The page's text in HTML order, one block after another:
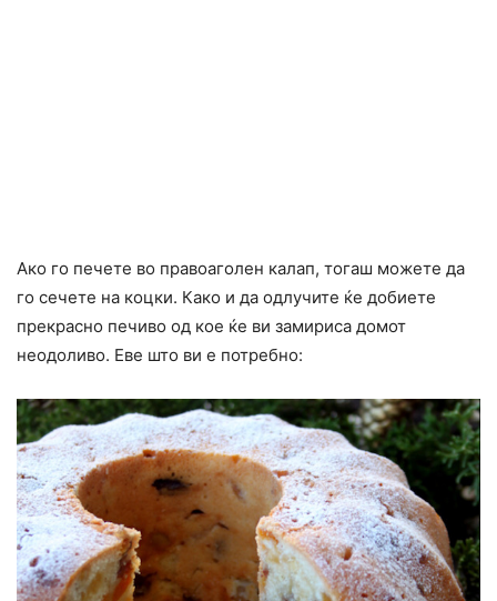
Ако го печете во правоаголен калап, тогаш можете да
го сечете на коцки. Како и да одлучите ќе добиете
прекрасно печиво од кое ќе ви замириса домот
неодоливо. Еве што ви е потребно: